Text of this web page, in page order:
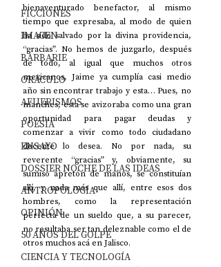
FICCIONES
IMAGEN
BARBARIE
ORÁCULO
AFUERISMOS
POESÍA
ENSAYO
DOSSIER NOCHE DE LAS IDEAS
ANTROPOLOGÍA
OPINIÓN
50 AÑOS DEL GOLPE
CIENCIA Y TECNOLOGÍA
bienaventurado benefactor, al mismo
tiempo que expresaba, al modo de quien
ha sido salvado por la divina providencia,
“gracias”. No hemos de juzgarlo, después
de todo, al igual que muchos otros
mexicanos, Jaime ya cumplía casi medio
año sin encontrar trabajo y esta… Pues, no
manches, esta se avizoraba como una gran
oportunidad para pagar deudas y
comenzar a vivir como todo ciudadano
decente lo desea. No por nada, su
reverente “gracias” y, obviamente, su
sumiso apretón de manos, se constituían
allí, y nada más que allí, entre esos dos
hombres, como la representación
perfecta de un sueldo que, a su parecer,
no resultaba ser tan deleznable como el de
otros muchos acá en Jalisco.